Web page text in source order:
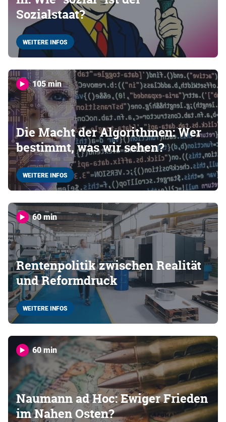
Sozialstaat?
WEITERE INFOS
105 min
Die Macht der Algorithmen: Wer
bestimmt, was wir sehen?
WEITERE INFOS
60 min
Rentenpolitik zwischen Realität
und Reformdruck
WEITERE INFOS
60 min
Naumann ad Hoc: Ewiger Frieden
im Nahen Osten?